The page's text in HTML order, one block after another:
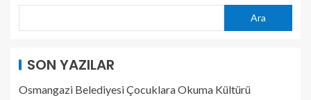
Ara
SON YAZILAR
Osmangazi Belediyesi Çocuklara Okuma Kültürü